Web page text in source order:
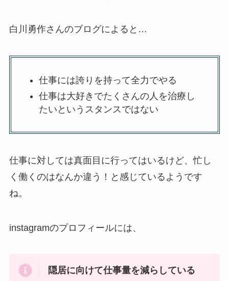
白川勇作さんのブログによると…
仕事には誇りを持って全力でやる
仕事は大好きでたくさんの人を治療し
たいというスタンスではない
仕事に対しては真面目に行ってはいるけど、忙し
く働くのはなんか違う！と感じているようです
ね。
instagramのプロフィールには、
隠居に向けて仕事量を減らしている